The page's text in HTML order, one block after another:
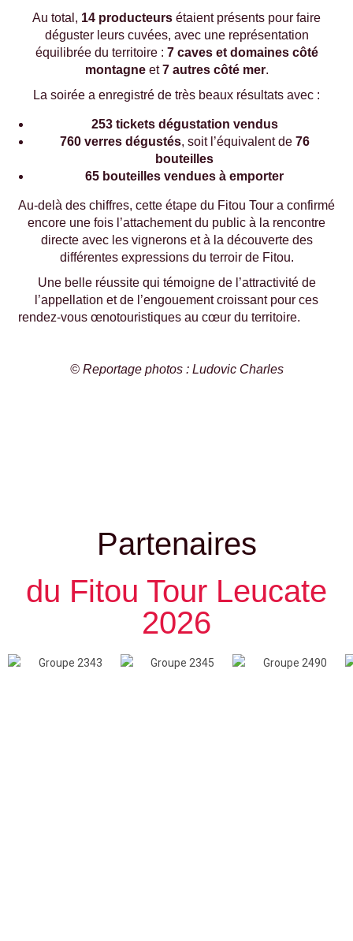
Au total, 14 producteurs étaient présents pour faire
déguster leurs cuvées, avec une représentation
équilibrée du territoire : 7 caves et domaines côté
montagneet7 autres côté mer.
La soirée a enregistré de très beaux résultats avec :
253 tickets dégustation vendus
760 verres dégustés, soit l’équivalent de 76
bouteilles
65 bouteilles vendues à emporter
Au-delà des chiffres, cette étape du Fitou Tour a confirmé
encore une fois l’attachement du public à la rencontre
directe avec les vignerons et à la découverte des
différentes expressions du terroir de Fitou.
Une belle réussite qui témoigne de l’attractivité de
l’appellation et de l’engouement croissant pour ces
rendez-vous œnotouristiques au cœur du territoire.
© Reportage photos : Ludovic Charles
Partenaires
du Fitou Tour Leucate
2026